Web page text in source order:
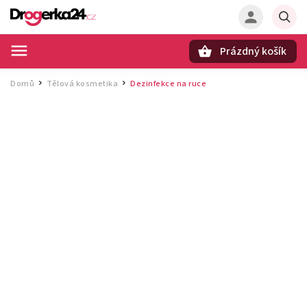
Prázdný košík
Domů / Tělová kosmetika / Dezinfekce na ruce